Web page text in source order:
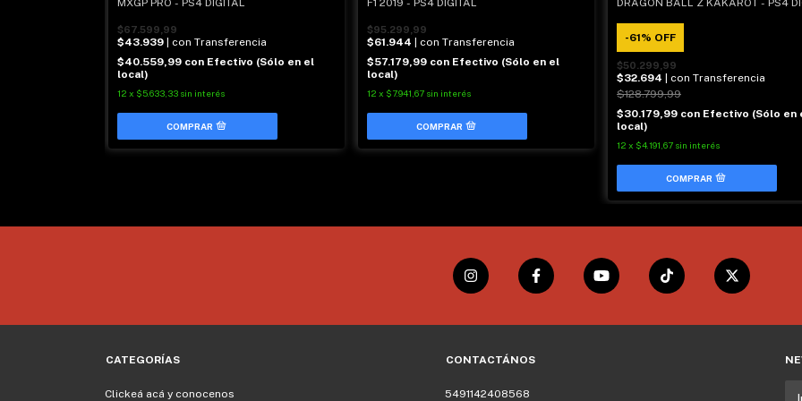
MXGP PRO - PS4 DIGITAL
$67.599,99
$43.939
| con Transferencia
$40.559,99 con Efectivo (Sólo en el
local)
12 x $5.633,33 sin interés
F1 2019 - PS4 DIGITAL
$95.299,99
$61.944
| con Transferencia
$57.179,99 con Efectivo (Sólo en el
local)
12 x $7.941,67 sin interés
DRAGON BALL Z KAKAROT - PS4
-61% OFF
$50.299,99
$32.694
| con Transferencia
$128.799,99
$30.179,99 con Efectivo (Sólo en
local)
12 x $4.191,67 sin interés
CATEGORÍAS
Clickeá acá y conocenos
CONTACTÁNOS
5491142408568